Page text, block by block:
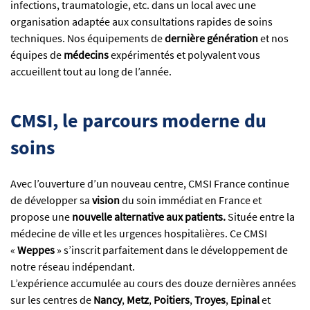
infections, traumatologie, etc. dans un local avec une
organisation adaptée aux consultations rapides de soins
techniques. Nos équipements dedernière générationet nos
équipes de médecinsexpérimentés et polyvalent vous
accueillent tout au long de l’année.
CMSI, le parcours moderne du
soins
Avec l’ouverture d’un nouveau centre, CMSI France continue
de développer sa visiondu soin immédiat en France et
propose une nouvelle alternative aux patients.Situéeentre la
médecine de ville et les urgences hospitalières. Ce CMSI
« Weppes » s’inscrit parfaitement dans le développement de
notre réseau indépendant.
L’expérience accumulée au cours des douze dernières années
sur les centres de Nancy, Metz, Poitiers,Troyes, Epinalet